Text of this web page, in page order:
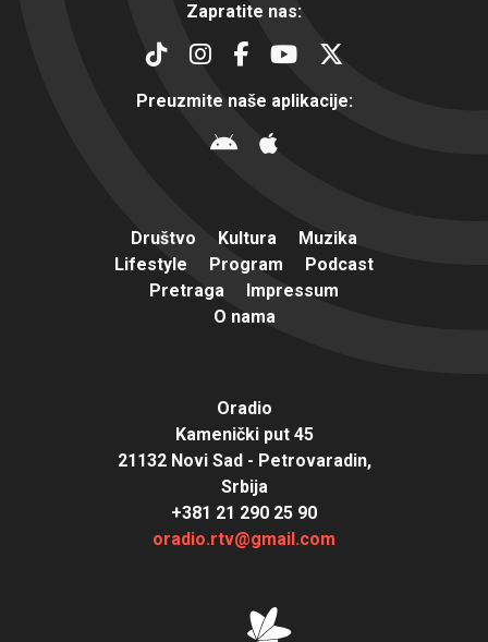
Zapratite nas:
Preuzmite naše aplikacije:
Društvo Kultura
Muzika
Lifestyle
Program
Podcast
Pretraga
Impressum
O nama
Oradio
Kamenički put 45
21132 Novi Sad - Petrovaradin,
Srbija
+381 21 290 25 90
oradio.rtv@gmail.com